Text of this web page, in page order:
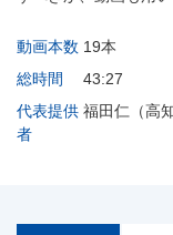
動画本数 19本
総時間
43:27
代表提供
者
福田仁（高